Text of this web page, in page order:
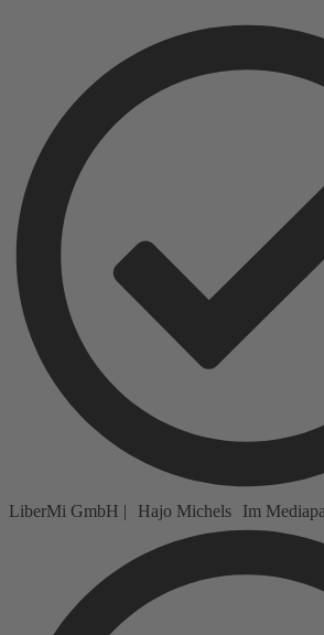
LiberMi GmbH | Hajo Michels Im